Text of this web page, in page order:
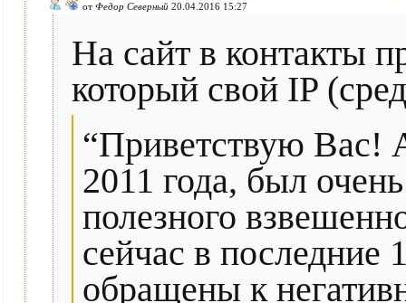
от Федор Северный 20.04.2016 15:27
На сайт в контакты
который свой IP
“Приветствую Вас!
2011 года, был
полезного
сейчас в последние
обращены к